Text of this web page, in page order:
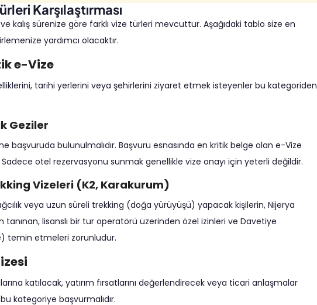
Karşılaştırması
kalış sürenize göre farklı vize türleri mevcuttur. Aşağıdaki tablo size en
yardımcı olacaktır.
e-Vize
tarihi yerlerini veya şehirlerini ziyaret etmek isteyenler bu kategoriden
Geziler
başvuruda bulunulmalıdır. Başvuru esnasında en kritik belge olan e-Vize
otel rezervasyonu sunmak genellikle vize onayı için yeterli değildir.
Vizeleri (K2, Karakurum)
veya uzun süreli trekking (doğa yürüyüşü) yapacak kişilerin, Nijerya
tanınan, lisanslı bir tur operatörü üzerinden özel izinleri ve Davetiye
temin etmeleri zorunludur.
katılacak, yatırım fırsatlarını değerlendirecek veya ticari anlaşmalar
kategoriye başvurmalıdır.